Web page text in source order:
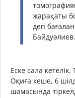
жарақаты
деп
Байдуәлиев.
Еске сала
Оқиға кеше, 6
шамасында